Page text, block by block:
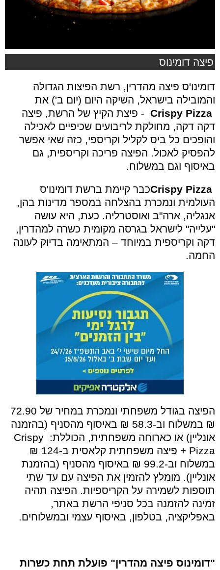
פיצה דומינוס
דומינו'ס פיצה מהדרין, רשת הפיצות הגדולה
והמובילה בישראל, השיקה היום (יום ב') את
- פיצת הקיץ של הרשת, פיצה
דקה דקה, מחולקת לריבועים שכיפיים לאכילה
והופכים כל ביס לקליל וקריספי, כזה שאי אפשר
להפסיק לאכול. הפיצה פריכה וקריספית, גם
באיסוף וגם במשלוח.
כבר קיימת ברשת דומינו'ס
העולמית ונמכרת בהצלחה במספר מדינות בהן,
אנגליה, ארה"ב ואוסטרליה. כעת, היא עושה
"עלייה" לישראל בגרסה מקומית כשרה למהדרין,
דקה וקריספית במיוחד – המתאימה בדיוק לעונה
החמה.
הפיצה בגודל משפחתי ונמכרת במחיר של 72.90
₪ במשלוח וב-58.3 ₪ באיסוף מהסניף (בהזמנה
אונליין) או כארוחה משפחתית, הכוללת:
Crispy
Pizza
+ פיצה משפחתית קלאסית ב-124 ₪
במשלוח וב-99.2 ₪ באיסוף מהסניף
(בהזמנת
אונליין). מומלץ להזמין את הפיצה עם עד שתי
תוספות לשמירה על הקריספיות. הפיצה תהיה
זמינה להזמנה בכל סניפי הרשת באתר,
באפליקציה, בטלפון, באיסוף עצמי ובמשלוחים.
"דומינוס פיצה מהדרין" פועלת תחת כשרות